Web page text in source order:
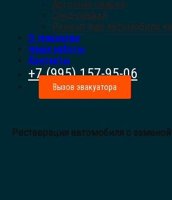
Аргонная сварка
Сход-развал
Ремонт фар автомобиля
О техцентре
Наши работы
Контакты
+7 (995) 157-95-06
Вызов эвакуатора
Реставрация автомобиля с